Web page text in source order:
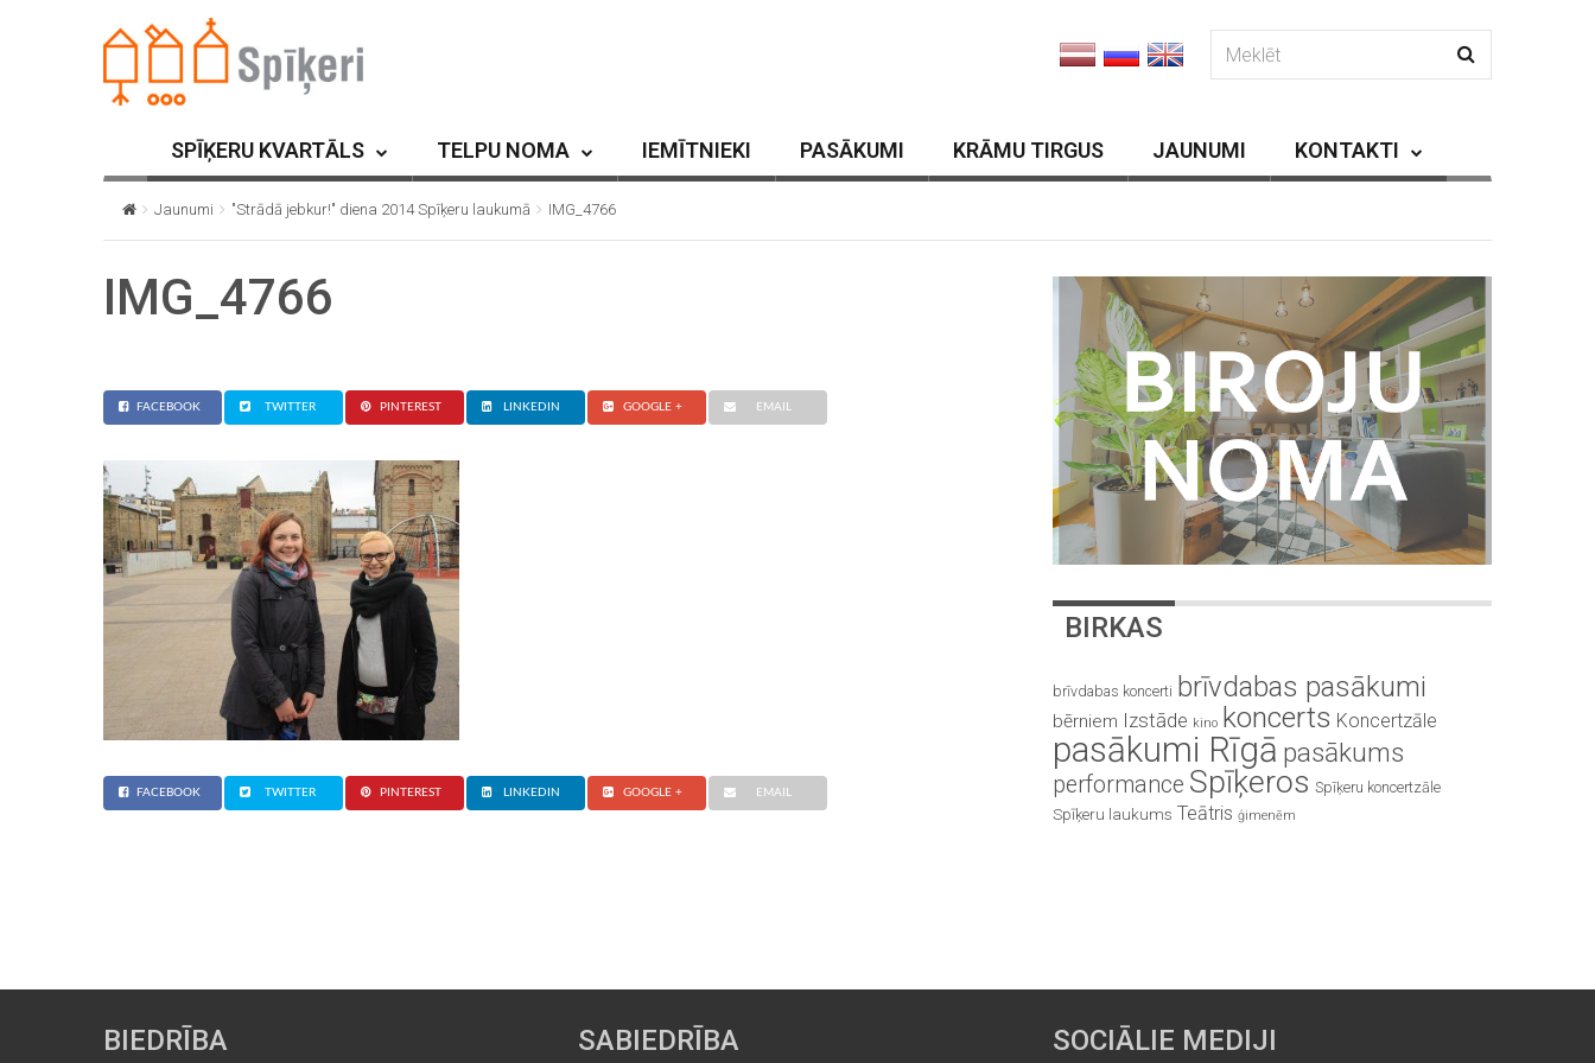
SPĪĶERU KVARTĀLS TELPU NOMA IEMĪTNIEKI PASĀKUMI KRĀMU TIRGUS JAUNUMI KONTAKTI
Jaunumi "Strādā jebkur!" diena 2014 Spīķeru laukumā IMG_4766
IMG_4766
FACEBOOK TWITTER PINTEREST LINKEDIN GOOGLE + EMAIL
FACEBOOK TWITTER PINTEREST LINKEDIN GOOGLE + EMAIL
BIRKAS
brīvdabas koncerti brīvdabas pasākumi
bērniem Izstāde kino koncerts Koncertzāle
pasākumi Rīgā pasākums
performance Spīķeros Spīķeru koncertzāle
Spīķeru laukums Teātris ģimenēm
BIEDRĪBA SABIEDRĪBA SOCIĀLIE MEDIJI